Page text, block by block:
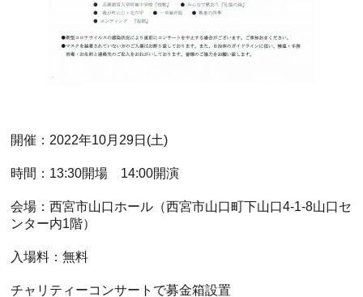
開催：2022年10月29日(土)
時間：13:30開場 14:00開演
会場：西宮市山口ホール（西宮市山口町下山口4-1-8山口セ
ンター内1階）
入場料：無料
チャリティーコンサートで募金箱設置